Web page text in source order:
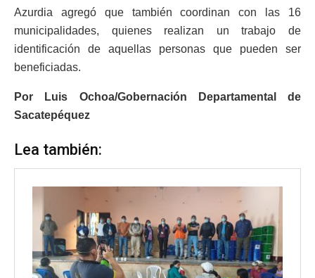
Azurdia agregó que también coordinan con las 16
municipalidades, quienes realizan un trabajo de
identificación de aquellas personas que pueden ser
beneficiadas.
Por Luis Ochoa/Gobernación Departamental de
Sacatepéquez
Lea también: